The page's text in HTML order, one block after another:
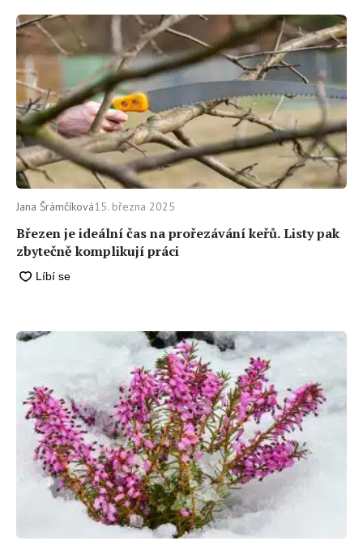
Březen je ideální čas na prořezávání keřů. Listy pak
zbytečně komplikují práci
Jana Šrámčíková15. března 2025